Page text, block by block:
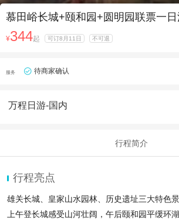
慕田峪长城+颐和园+圆明园联票一
¥344起 可订8月11日 不可退
服务 待商家确认
万程日游-国内
行程简介
行程亮点
雄关长城、皇家山水园林、历史遗址三大特色
上午登长城感受山河壮阔，午后颐和园平缓环